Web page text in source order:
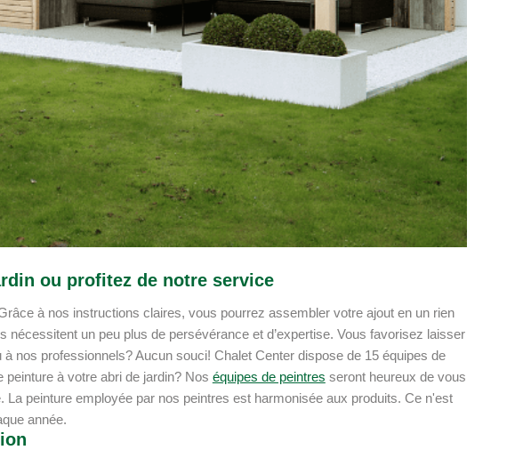
ou profitez de notre service
à nos instructions claires, vous pourrez assembler votre ajout en un rien
un peu plus de persévérance et d’expertise. Vous favorisez laisser
nos professionnels? Aucun souci! Chalet Center dispose de 15 équipes de
à votre abri de jardin? Nos équipes de peintres seront heureux de vous
peinture employée par nos peintres est harmonisée aux produits. Ce n'est
année.